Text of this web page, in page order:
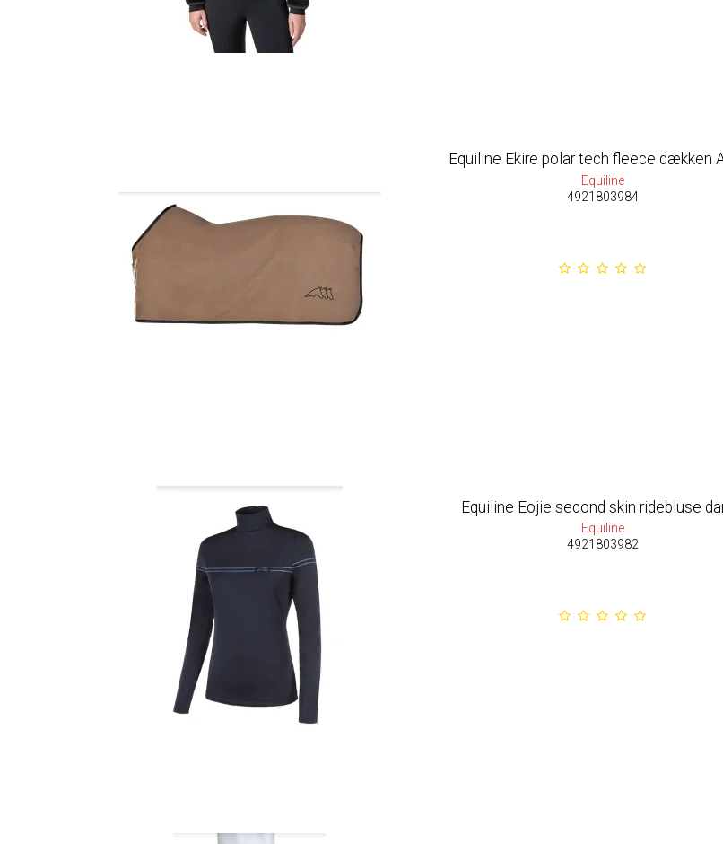
Equiline Ekire polar tech fleece dækken
Equiline
4921803984
Equiline Eojie second skin ridebluse
Equiline
4921803982